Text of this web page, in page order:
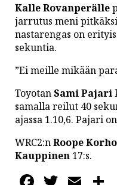
Kalle Rovanperälle
jarrutus meni pitkäksi
nastarengas on
sekuntia.
”Ei meille mikään
ToyotanSami Pajari
samalla reilut 40
ajassa 1.10,6. Pajari
WRC2:nRoope
Kauppinen 17:s.